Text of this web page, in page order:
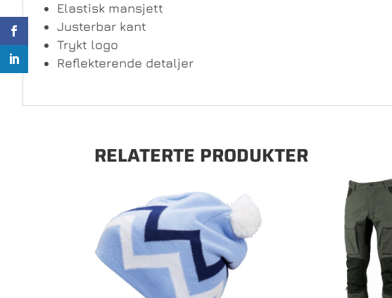
Elastisk mansjett
Justerbar kant
Trykt logo
Reflekterende detaljer
RELATERTE PRODUKTER